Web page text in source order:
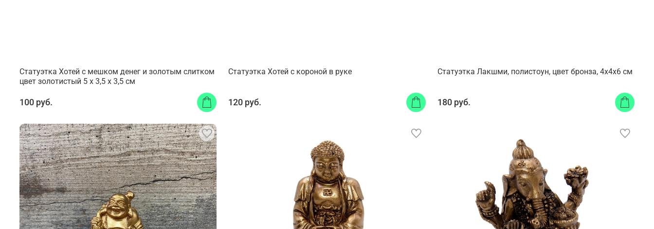
Статуэтка Хотей с мешком денег и золотым слитком
цвет золотистый 5 х 3,5 х 3,5 см
100 руб.
Статуэтка Хотей с короной в руке
120 руб.
Статуэтка Лакшми, полистоун, цвет бронза, 4x4x6 см
180 руб.